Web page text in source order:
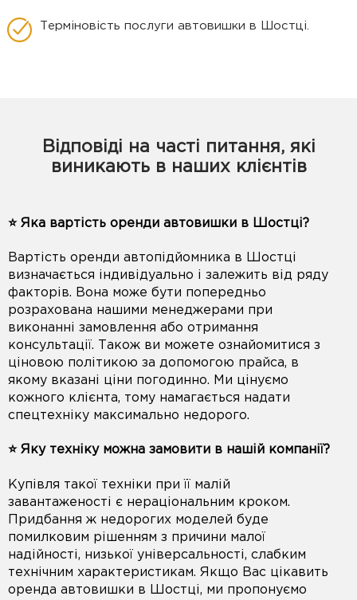
Терміновість послуги автовишки в Шостці.
Відповіді на часті питання, які
виникають в наших клієнтів
⭐️ Яка вартість оренди автовишки в Шостці?
Вартість оренди автопідйомника в Шостці
визначається індивідуально і залежить від ряду
факторів. Вона може бути попередньо
розрахована нашими менеджерами при
виконанні замовлення або отримання
консультації. Також ви можете ознайомитися з
ціновою політикою за допомогою прайса, в
якому вказані ціни погодинно. Ми цінуємо
кожного клієнта, тому намагається надати
спецтехніку максимально недорого.
⭐️ Яку техніку можна замовити в нашій компанії?
Купівля такої техніки при її малій
завантаженості є нераціональним кроком.
Придбання ж недорогих моделей буде
помилковим рішенням з причини малої
надійності, низької універсальності, слабким
технічним характеристикам. Якщо Вас цікавить
оренда автовишки в Шостці, ми пропонуємо